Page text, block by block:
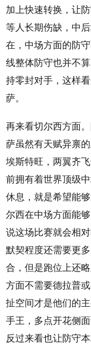
加上快速转换，让
等人长期伤缺，中
在，中场方面的防
线整体防守也并不
持零封对手，这样
萨。
再来看切尔西方面
萨虽然有天赋异禀
埃斯特旺，两翼齐
前拥有着世界顶级
休息，就是希望能
尔西在中场方面能
说这场比赛就会相
默契程度还需要更
合，但是跑位上还
方面不需要德拉普
扯空间才是他们的
手王，多点开花侧
反过来看也让防守